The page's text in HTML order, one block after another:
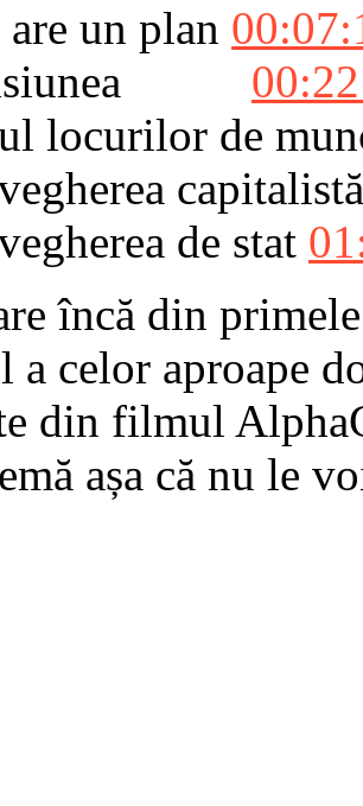
un plan
locurilor de
de stat
încă din
a celor aproape
din filmul
așa că nu le